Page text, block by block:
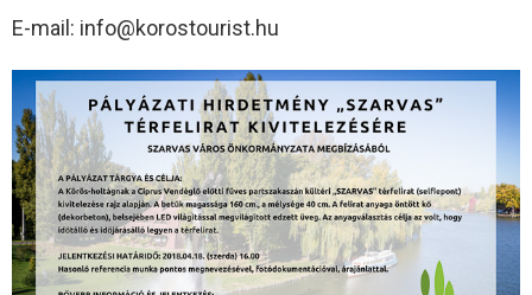
E-mail: info@korostourist.hu